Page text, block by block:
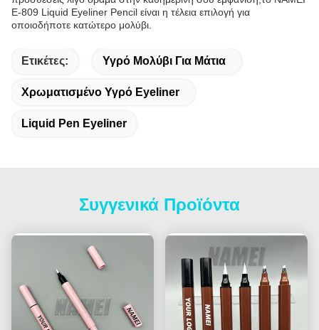
E-809 Liquid Eyeliner Pencil είναι η τέλεια επιλογή για
οποιοδήποτε κατώτερο μολύβι.
Ετικέτες: Υγρό Μολύβι Για Μάτια
Χρωματισμένο Υγρό Eyeliner
Liquid Pen Eyeliner
Συγγενικά Προϊόντα